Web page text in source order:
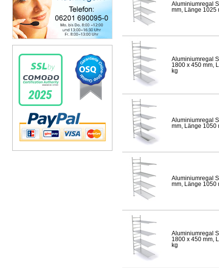
Aluminiumregal
mm, Länge 1025
Aluminiumregal
1800 x 450 mm,
kg
Aluminiumregal
mm, Länge 1050
Aluminiumregal
mm, Länge 1050
Aluminiumregal
1800 x 450 mm,
kg